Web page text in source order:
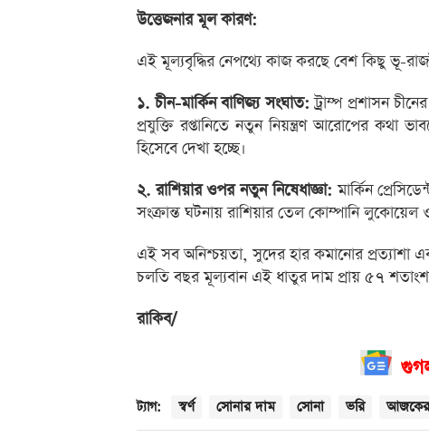
উত্তেজনার মূল কারণ:
এই মূল্যবৃদ্ধির নেপথ্যে কাজ করছে বেশ কিছু ভূ-
১. চীন-মার্কিন বাণিজ্য সংঘাত: ট্রাম্প প্রশাসন
প্রযুক্তি রপ্তানিতে নতুন নিয়ন্ত্রণ আরোপের কথা
হিসেবে দেখা হচ্ছে।
২. রাশিয়ার ওপর নতুন নিষেধাজ্ঞা: মার্কিন
সংক্রান্ত ঘটনায় রাশিয়ার তেল কোম্পানি
এই সব অনিশ্চয়তা, সুদের হার কমানোর প্রত্যাশা
চলতি বছর মূল্যবান এই ধাতুর দাম প্রায় ৫৭ শতাংশ
রাকিব/
ট্যাগ: স্বর্ণ সোনার দাম সোনা ভরি আজকের